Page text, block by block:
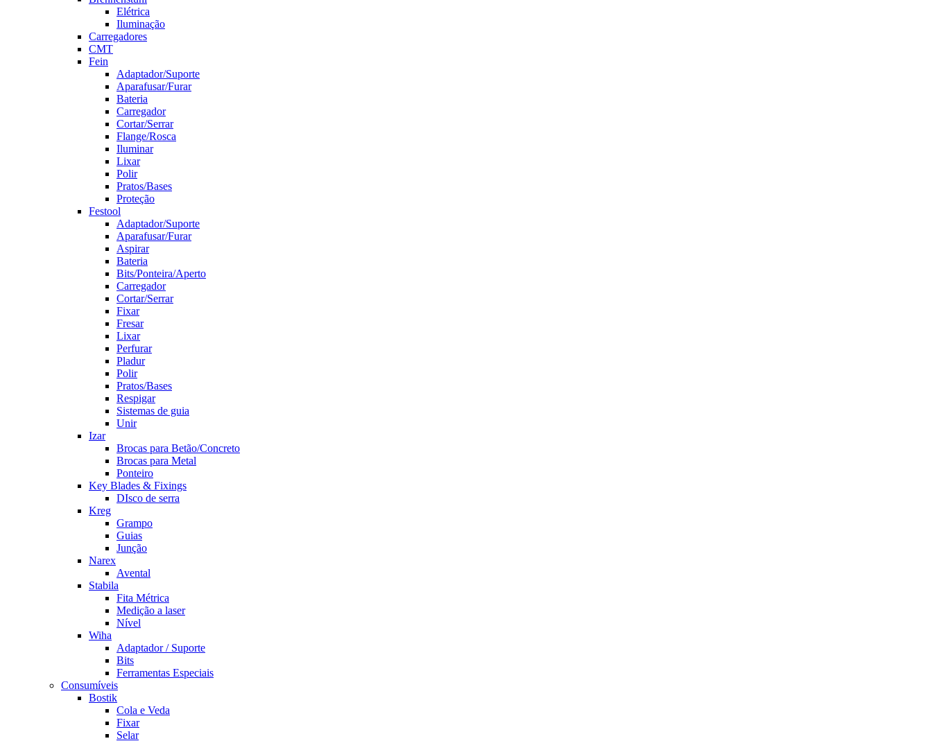
Elétrica
Iluminação
Carregadores
CMT
Fein
Adaptador/Suporte
Aparafusar/Furar
Bateria
Carregador
Cortar/Serrar
Flange/Rosca
Iluminar
Lixar
Polir
Pratos/Bases
Proteção
Festool
Adaptador/Suporte
Aparafusar/Furar
Aspirar
Bateria
Bits/Ponteira/Aperto
Carregador
Cortar/Serrar
Fixar
Fresar
Lixar
Perfurar
Pladur
Polir
Pratos/Bases
Respigar
Sistemas de guia
Unir
Izar
Brocas para Betão/Concreto
Brocas para Metal
Ponteiro
Key Blades & Fixings
DIsco de serra
Kreg
Grampo
Guias
Junção
Narex
Avental
Stabila
Fita Métrica
Medição a laser
Nível
Wiha
Adaptador / Suporte
Bits
Ferramentas Especiais
Consumíveis
Bostik
Cola e Veda
Fixar
Selar